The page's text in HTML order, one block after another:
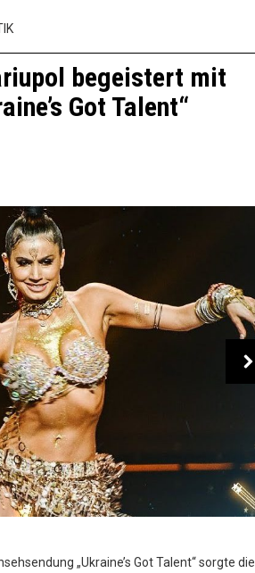
begeistert mit
Got Talent“
„Ukraine’s Got Talent“ sorgte die